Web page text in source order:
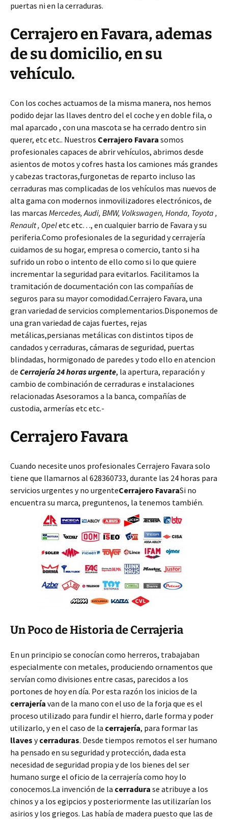
puertas ni en la cerraduras.
Cerrajero en Favara, ademas
de su domicilio, en su
vehículo.
Con los coches actuamos de la misma manera, nos hemos
podido dejar las llaves dentro del el coche y en doble fila, o
mal aparcado , con una mascota se ha cerrado dentro sin
querer, etc etc.. Nuestros Cerrajero Favara somos
profesionales capaces de abrir vehículos, abrimos desde
asientos de motos y cofres hasta los camiones más grandes
y cabezas tractoras,furgonetas de reparto incluso las
cerraduras mas complicadas de los vehículos mas nuevos de
alta gama con modernos inmovilizadores electrónicos, de
las marcas Mercedes, Audi, BMW, Volkswagen, Honda, Toyota ,
Renault , Opeletc etc…, en cualquier barrio de Favara y su
periferia.Como profesionales de la seguridad y cerrajería
cuidamos de su hogar, empresa o comercio, tanto si ha
sufrido un robo o intento de ello como si lo que quiere
incrementar la seguridad para evitarlos. Facilitamos la
tramitación de documentación con las compañías de
seguros para su mayor comodidad.Cerrajero Favara, una
gran variedad de servicios complementarios.Disponemos de
una gran variedad de cajas fuertes, rejas
metálicas,persianas metálicas con distintos tipos de
candados y cerraduras, cámaras de seguridad, puertas
blindadas, hormigonado de paredes y todo ello en atencion
de Cerrajería 24 horas urgente, la apertura, reparación y
cambio de combinación de cerraduras e instalaciones
relacionadas Asesoramos a la banca, compañías de
custodia, armerías etc etc.-
Cerrajero Favara
Cuando necesite unos profesionales Cerrajero Favara solo
tiene que llamarnos al 628360733, durante las 24 horas para
servicios urgentes y no urgenteCerrajero FavaraSi no
encuentra su marca, preguntenos, la tenemos también.
Un Poco de Historia de Cerrajeria
En un principio se conocían como herreros, trabajaban
especialmente con metales, produciendo ornamentos que
servían como divisiones entre casas, parecidos a los
portones de hoy en día. Por esta razón los inicios de la
cerrajería van de la mano con el uso de la forja que es el
proceso utilizado para fundir el hierro, darle forma y poder
utilizarlo, y en el caso de la cerrajería, para formar las
llaves ycerraduras. Desde tiempos remotos el ser humano
ha pensado en su seguridad y protección, dada esta
necesidad de seguridad propia y de los bienes del ser
humano surge el oficio de la cerrajería como hoy lo
conocemos.La invención de la cerradura se atribuye a los
chinos y a los egipcios y posteriormente las utilizarían los
asirios y los griegos. Las había de madera puesto que las de